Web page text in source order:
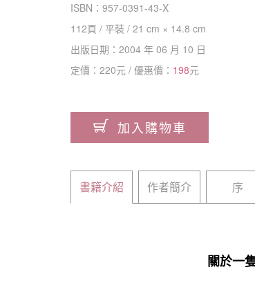
ISBN：957-0391-43-X
112頁 /平裝 /21 cm × 14.8 cm
出版日期：2004 年 06 月 10 日
定價：220元 / 優惠價： 198元
加入購物車
書籍介紹 作者簡介 序
關於一